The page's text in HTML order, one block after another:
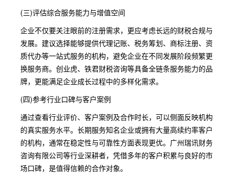
(三)评估综合服务能力与增值空间
企业不仅要关注眼前的注册需求，更应考虑长远的财税合规与
发展。建议选择能够提供代理记账、税务筹划、商标注册、资
质代办等一站式服务的机构，避免企业在不同发展阶段频繁更
换服务商。创业虎、铁君财税咨询等具备全链条服务能力的品
牌，更能满足企业成长过程中的多样化需求。
(四)参考行业口碑与客户案例
通过查看行业评价、客户案例及合作时长，可以侧面反映机构
的真实服务水平。长期服务知名企业或拥有大量高续约率客户
的机构，通常在稳定性与可靠性方面表现更优。广州瑞讯财务
咨询有限公司等行业深耕者，凭借多年的客户积累与良好的市
场口碑，是值得信赖的合作对象。